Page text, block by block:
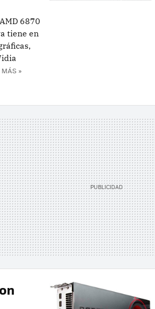
6870
tiene en
MÁS »